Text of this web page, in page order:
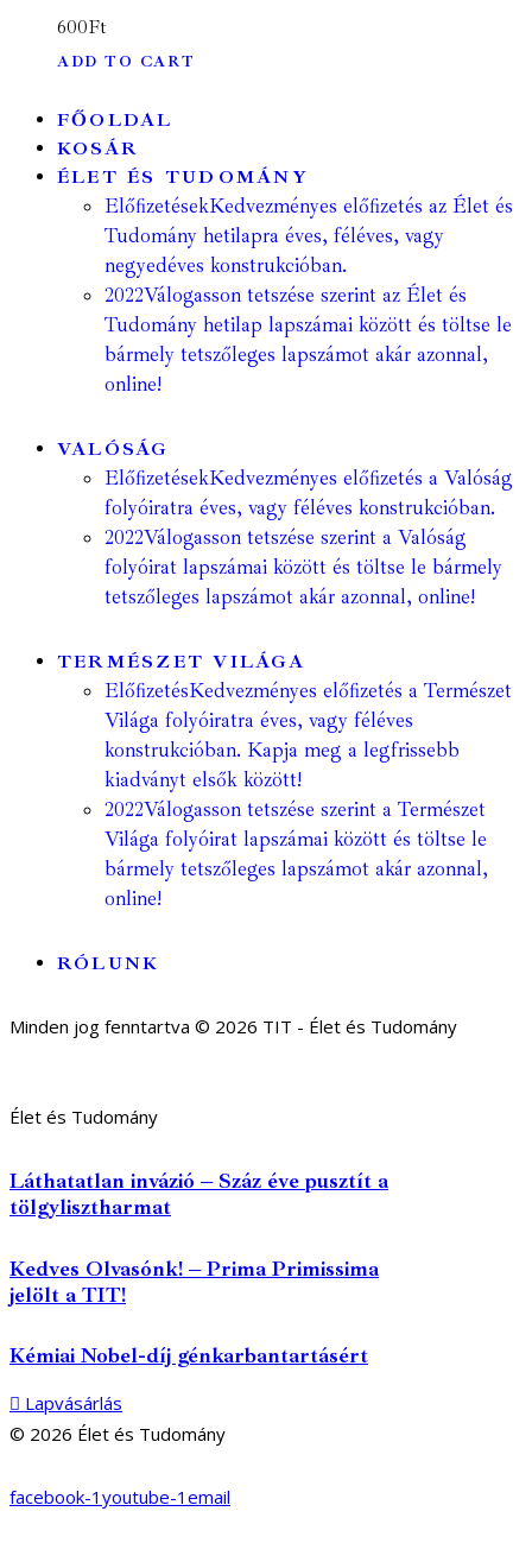
600Ft
ADD TO CART
FŐOLDAL
KOSÁR
ÉLET ÉS TUDOMÁNY
ElőfizetésekKedvezményes előfizetés az Élet és
Tudomány hetilapra éves, féléves, vagy
negyedéves konstrukcióban.
2022Válogasson tetszése szerint az Élet és
Tudomány hetilap lapszámai között és töltse le
bármely tetszőleges lapszámot akár azonnal,
online!
VALÓSÁG
ElőfizetésekKedvezményes előfizetés a Valóság
folyóiratra éves, vagy féléves konstrukcióban.
2022Válogasson tetszése szerint a Valóság
folyóirat lapszámai között és töltse le bármely
tetszőleges lapszámot akár azonnal, online!
TERMÉSZET VILÁGA
ElőfizetésKedvezményes előfizetés a Természet
Világa folyóiratra éves, vagy féléves
konstrukcióban. Kapja meg a legfrissebb
kiadványt elsők között!
2022Válogasson tetszése szerint a Természet
Világa folyóirat lapszámai között és töltse le
bármely tetszőleges lapszámot akár azonnal,
online!
RÓLUNK
Minden jog fenntartva © 2026 TIT - Élet és Tudomány
Élet és Tudomány
Láthatatlan invázió – Száz éve pusztít a
tölgylisztharmat
Kedves Olvasónk! – Prima Primissima
jelölt a TIT!
Kémiai Nobel-díj génkarbantartásért
Lapvásárlás
© 2026 Élet és Tudomány
facebook-1 youtube-1 email